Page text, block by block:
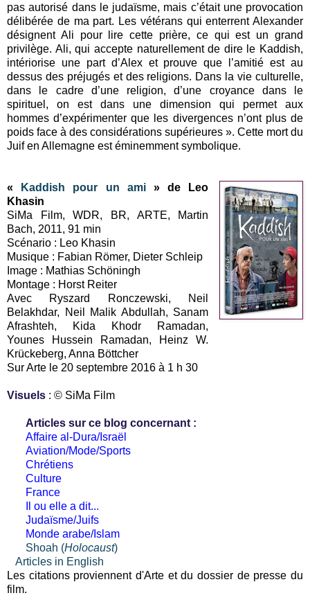
pas autorisé dans le judaïsme, mais c’était une provocation
délibérée de ma part. Les vétérans qui enterrent Alexander
désignent Ali pour lire cette prière, ce qui est un grand
privilège. Ali, qui accepte naturellement de dire le Kaddish,
intériorise une part d’Alex et prouve que l’amitié est au
dessus des préjugés et des religions. Dans la vie culturelle,
dans le cadre d’une religion, d’une croyance dans le
spirituel, on est dans une dimension qui permet aux
hommes d’expérimenter que les divergences n’ont plus de
poids face à des considérations supérieures ». Cette mort du
Juif en Allemagne est éminemment symbolique.
« Kaddish pour un ami» de Leo
Khasin
SiMa Film, WDR, BR, ARTE, Martin
Bach, 2011, 91 min
Scénario : Leo Khasin
Musique : Fabian Römer, Dieter Schleip
Image : Mathias Schöningh
Montage : Horst Reiter
Avec Ryszard Ronczewski, Neil
Belakhdar, Neil Malik Abdullah, Sanam
Afrashteh, Kida Khodr Ramadan,
Younes Hussein Ramadan, Heinz W.
Krückeberg, Anna Böttcher
Sur Arte le 20 septembre 2016 à 1 h 30
Visuels : © SiMa Film
Articles sur ce blog concernant :
Affaire al-Dura/Israël
Aviation/Mode/Sports
Chrétiens
Culture
France
Il ou elle a dit...
Judaïsme/Juifs
Monde arabe/Islam
Shoah (Holocaust)
Articles in English
Les citations proviennent d'Arte et du dossier de presse du
film.